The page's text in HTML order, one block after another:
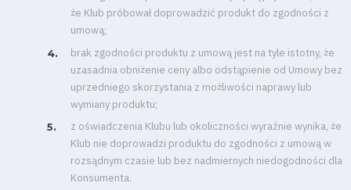
że Klub próbował doprowadzić produkt do zgodności z
umową;
brak zgodności produktu z umową jest na tyle istotny, że
uzasadnia obniżenie ceny albo odstąpienie od Umowy bez
uprzedniego skorzystania z możliwości naprawy lub
wymiany produktu;
z oświadczenia Klubu lub okoliczności wyraźnie wynika, że
Klub nie doprowadzi produktu do zgodności z umową w
rozsądnym czasie lub bez nadmiernych niedogodności dla
Konsumenta.